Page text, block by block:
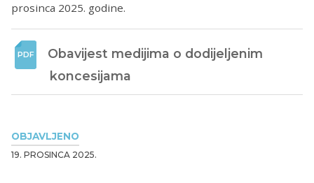
OBJAVLJENO
19. PROSINCA 2025.
prosinca 2025. godine.
Obavijest medijima o dodijeljenim
koncesijama